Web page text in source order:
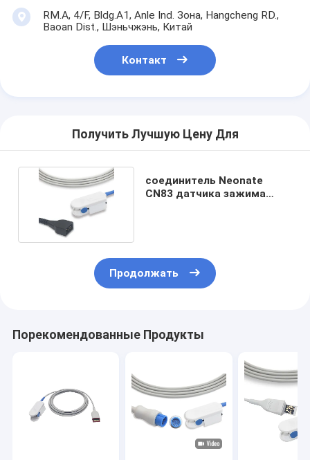
RM.A, 4/F, Bldg.A1, Anle Ind. Зона, Hangcheng RD.,
Baoan Dist., Шэньчжэнь, Китай
Контакт
Получить Лучшую Цену Для
соединитель Neonate
CN83 датчика зажима
Продолжать
Порекомендованные Продукты